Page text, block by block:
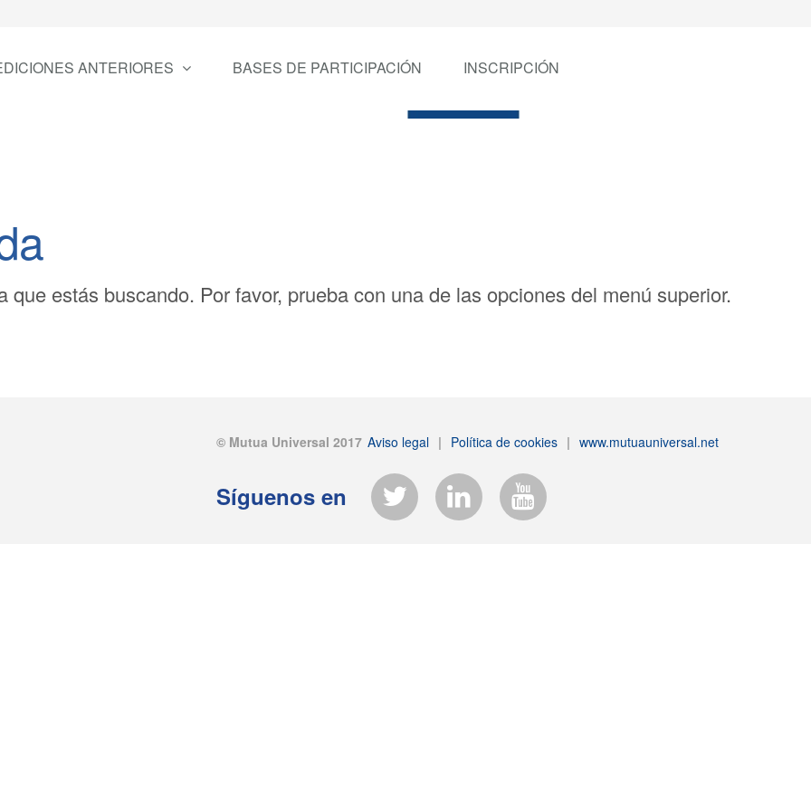
ANTERIORES BASES DE PARTICIPACIÓN INSCRIPCIÓN
estás buscando. Por favor, prueba con una de las opciones del menú superior.
© Mutua Universal 2017 Aviso legal | Política de cookies | www.mutuauniversal.net
Síguenos en